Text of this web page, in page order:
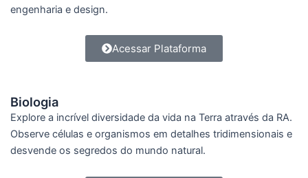
engenharia e design.
Acessar Plataforma
Biologia
Explore a incrível diversidade da vida na Terra através da RA.
Observe células e organismos em detalhes tridimensionais e
desvende os segredos do mundo natural.